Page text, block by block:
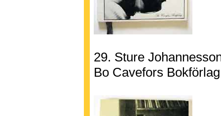
29. Sture
Bo Cavefors